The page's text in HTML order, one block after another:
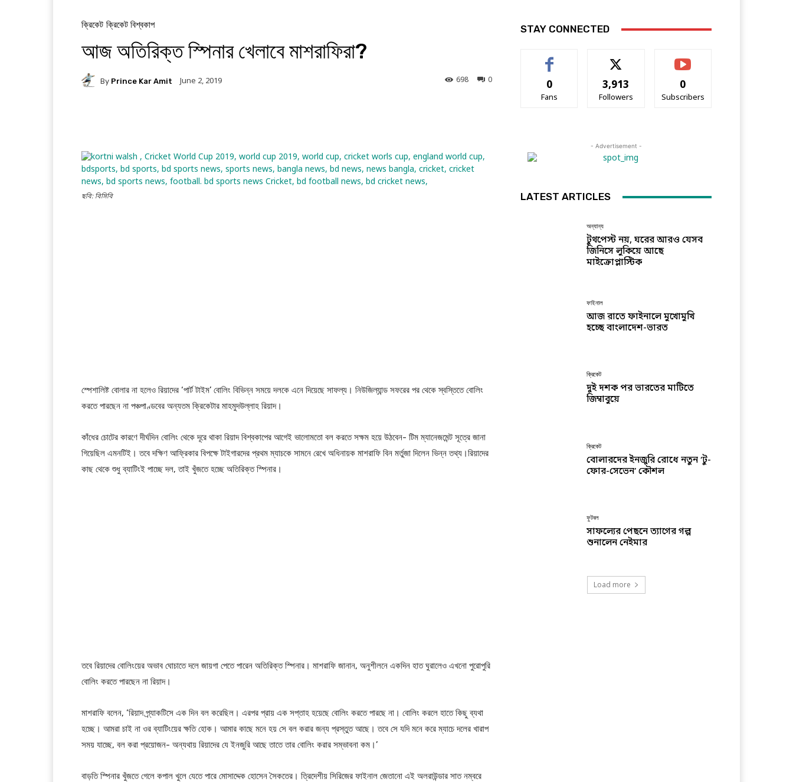
ক্রিকেট ক্রিকেট বিশ্বকাপ
আজ অতিরিক্ত স্পিনার খেলাবে মাশরাফিরা?
By Prince Kar Amit June 2, 2019 0
698
ছবি: বিসিবি
স্পেশালিষ্ট বোলার না হলেও রিয়াদের ‘পার্ট টাইম’ বোলিং বিভিন্ন সময়ে দলকে এনে দিয়েছে সাফল্য। নিউজিল্যান্ড সফরের পর থেকে স্বস্তিতে বোলিং
করতে পারছেন না পঞ্চপাণ্ডবের অন্যতম ক্রিকেটার মাহমুদউল্লাহ রিয়াদ।
কাঁধের চোটের কারণে দীর্ঘদিন বোলিং থেকে দূরে থাকা রিয়াদ বিশ্বকাপের আগেই ভালোমতো বল করতে সক্ষম হয়ে উঠবেন- টিম ম্যানেজমেন্ট সূত্রে জানা
গিয়েছিল এমনটিই। তবে দক্ষিণ আফ্রিকার বিপক্ষে টাইগারদের প্রথম ম্যাচকে সামনে রেখে অধিনায়ক মাশরাফি বিন মর্তুজা দিলেন ভিন্ন তথ্য।রিয়াদের
কাছ থেকে শুধু ব্যাটিংই পাচ্ছে দল, তাই খুঁজতে হচ্ছে অতিরিক্ত স্পিনার।
তবে রিয়াদের বোলিংয়ের অভাব ঘোচাতে দলে জায়গা পেতে পারেন অতিরিক্ত স্পিনার। মাশরাফি জানান, অনুশীলনে একদিন হাত ঘুরালেও এখনো পুরোপুরি
বোলিং করতে পারছেন না রিয়াদ।
মাশরাফি বলেন, ‘রিয়াদ প্র্যাকটিসে এক দিন বল করেছিল। এরপর প্রায় এক সপ্তাহ হয়েছে বোলিং করতে পারছে না। বোলিং করলে হাতে কিছু ব্যথা
হচ্ছে। আমরা চাই না ওর ব্যাটিংয়ের ক্ষতি হোক। আমার কাছে মনে হয় সে বল করার জন্য প্রস্তুত আছে। তবে সে যদি মনে করে ম্যাচে দলের খারাপ
সময় যাচ্ছে, বল করা প্রয়োজন- অন্যথায় রিয়াদের যে ইনজুরি আছে তাতে তার বোলিং করার সম্ভাবনা কম।’
বাড়তি স্পিনার খুঁজতে গেলে কপাল খুলে যেতে পারে মোসাদ্দেক হোসেন সৈকতের। ত্রিদেশীয় সিরিজের ফাইনাল জেতানো এই অলরাউন্ডার সাত নম্বরে
STAY CONNECTED
0
Fans
3,913
Followers
0
Subscribers
- Advertisement -
LATEST ARTICLES
অন্যান্য
টুথপেস্ট নয়, ঘরের আরও যেসব
জিনিসে লুকিয়ে আছে
মাইক্রোপ্লাস্টিক
ফাইনাল
আজ রাতে ফাইনালে মুখোমুখি
হচ্ছে বাংলাদেশ-ভারত
ক্রিকেট
দুই দশক পর ভারতের মাটিতে
জিম্বাবুয়ে
ক্রিকেট
বোলারদের ইনজুরি রোধে নতুন ‘টু-
ফোর-সেভেন’ কৌশল
ফুটবল
সাফল্যের পেছনে ত্যাগের গল্প
শুনালেন নেইমার
Load more